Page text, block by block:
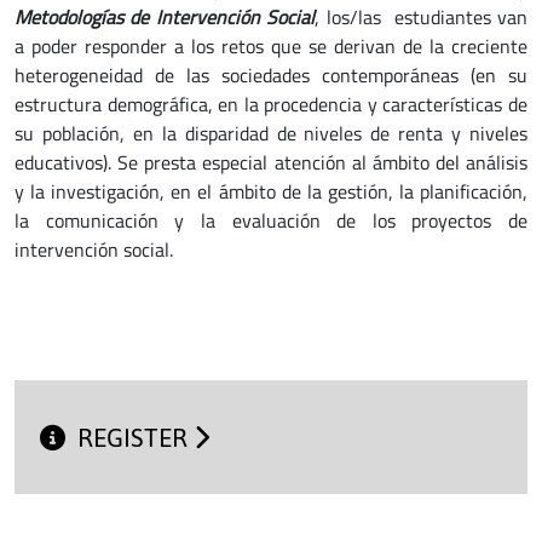
Metodologías de Intervención Social, los/las estudiantes van
a poder responder a los retos que se derivan de la creciente
heterogeneidad de las sociedades contemporáneas (en su
estructura demográfica, en la procedencia y características de
su población, en la disparidad de niveles de renta y niveles
educativos). Se presta especial atención al ámbito del análisis
y la investigación, en el ámbito de la gestión, la planificación,
la comunicación y la evaluación de los proyectos de
intervención social.
REGISTER